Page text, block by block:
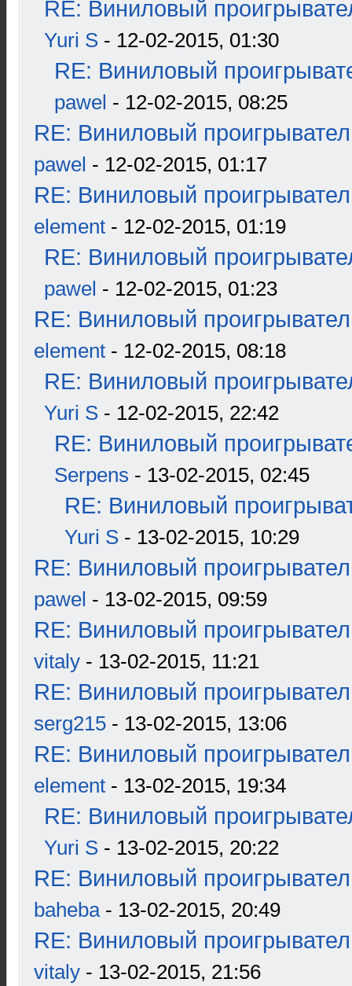
RE: Виниловый
Yuri S - 12-02-2015, 01:30
RE: Виниловый
pawel - 12-02-2015, 08:25
RE: Виниловый
pawel - 12-02-2015, 01:17
RE: Виниловый
element - 12-02-2015, 01:19
RE: Виниловый
pawel - 12-02-2015, 01:23
RE: Виниловый
element - 12-02-2015, 08:18
RE: Виниловый
Yuri S - 12-02-2015, 22:42
RE: Виниловый
Serpens - 13-02-2015, 02:45
RE: Виниловый
Yuri S - 13-02-2015, 10:29
RE: Виниловый
pawel - 13-02-2015, 09:59
RE: Виниловый
vitaly - 13-02-2015, 11:21
RE: Виниловый
serg215 - 13-02-2015, 13:06
RE: Виниловый
element - 13-02-2015, 19:34
RE: Виниловый
Yuri S - 13-02-2015, 20:22
RE: Виниловый
baheba- 13-02-2015, 20:49
RE: Виниловый
vitaly - 13-02-2015, 21:56